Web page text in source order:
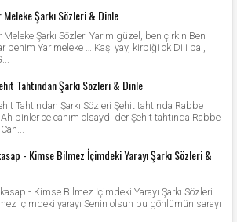
Meleke Şarkı Sözleri & Dinle
Meleke Şarkı Sözleri Yarim güzel, ben çirkin Ben
benim Yar meleke … Kaşı yay, kirpiği ok Dili bal,
Tahtından Şarkı Sözleri & Dinle
Tahtından Şarkı Sözleri Şehit tahtında Rabbe
binler ce canım olsaydı der Şehit tahtında Rabbe
- Kimse Bilmez İçimdeki Yarayı Şarkı Sözleri &
- Kimse Bilmez İçimdeki Yarayı Şarkı Sözleri
içimdeki yarayı Senin olsun bu gönlümün sarayı